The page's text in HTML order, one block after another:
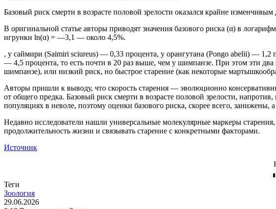
Базовый риск смерти в возрасте половой зрелости оказался крайне
В оригинальной статье авторы приводят значения базового риска (α) в
игрунки ln(α) = —3,1 — около 4,5%.
, у саймири (Saimiri sciureus) — 0,33 процента, у орангутана (Pongo abelii) —
— 4,5 процента, то есть почти в 20 раз выше, чем у шимпанзе. При этом эти
шимпанзе), или низкий риск, но быстрое старение (как некоторые
Авторы пришли к выводу, что скорость старения — эволюционно
от общего предка. Базовый риск смерти в возрасте половой зрелости,
популяциях в неволе, поэтому оценки базового риска, скорее всего,
Недавно исследователи нашли универсальные молекулярные маркеры
продолжительность жизни и связывать старение с конкретными факторами.
Источник
Теги
Зоология
29.06.2026